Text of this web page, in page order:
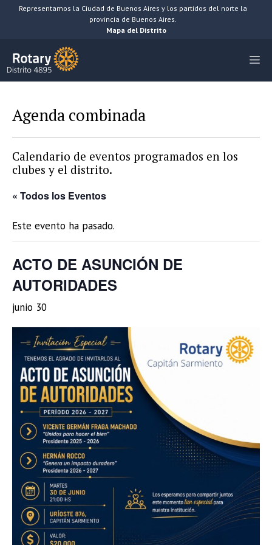
SaltarRepresentamos la Ciudad de Buenos Aires y los partidos del norte la
provincia de Buenos Aires.
Mapa del Distrito
Agenda combinada
Calendario de eventos programados en los
clubes y el distrito.
« Todos los Eventos
Este evento ha pasado.
ACTO DE ASUNCIÓN DE
AUTORIDADES
junio 30